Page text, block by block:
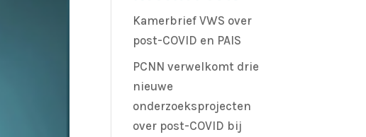
Kamerbrief VWS over
post-COVID en PAIS
PCNN verwelkomt drie
nieuwe
onderzoeksprojecten
over post-COVID bij